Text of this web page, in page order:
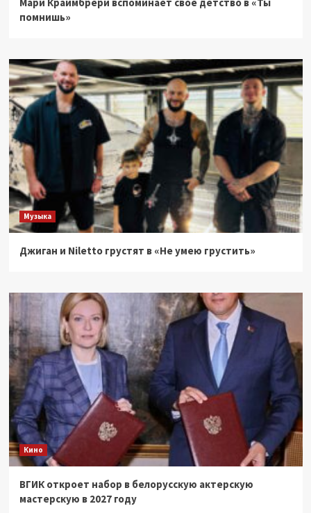
помнишь»
Музыка
Джиган и Niletto грустят в «Не умею грустить»
Кино
ВГИК откроет набор в белорусскую актерскую
мастерскую в 2027 году